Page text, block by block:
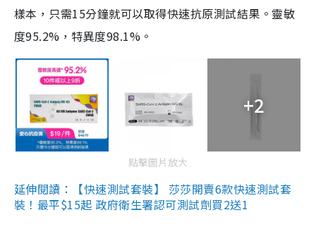
樣本，只需15分鐘就可以取得快速抗原測試結果。靈敏
度95.2%，特異度98.1%。
+2
點擊圖片放大
延伸閱讀：【快速測試套裝】 莎莎開賣6款快速測試套
裝！最平$15起 政府衛生署認可測試劑買2送1